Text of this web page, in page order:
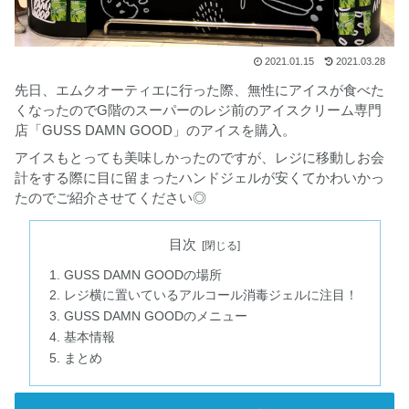
2021.01.15 2021.03.28
先日、エムクオーティエに行った際、無性にアイスが食べた
くなったのでG階のスーパーのレジ前のアイスクリーム専門
店「GUSS DAMN GOOD」のアイスを購入。
アイスもとっても美味しかったのですが、レジに移動しお会
計をする際に目に留まったハンドジェルが安くてかわいかっ
たのでご紹介させてください◎
目次
GUSS DAMN GOODの場所
レジ横に置いているアルコール消毒ジェルに注目！
GUSS DAMN GOODのメニュー
基本情報
まとめ